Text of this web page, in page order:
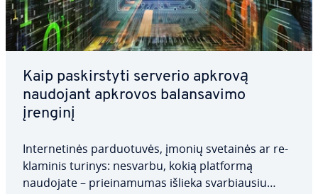
Kaip pa­skirs­ty­ti serverio apkrovą
naudojant apkrovos ba­lan­sa­vi­mo
įrenginį
In­ter­ne­ti­nės par­duo­tu­vės, įmonių svetainės ar re­
kla­mi­nis turinys: nesvarbu, kokią platformą
naudojate – pri­ei­na­mu­mas išlieka svar­biau­siu